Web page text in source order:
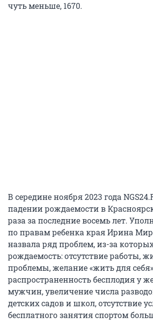
чуть меньше, 1670.
В середине ноября 2023 года
падении рождаемости в
раза за последние восемь лет.
по правам ребенка края Ирина
назвала ряд проблем, из-за
рождаемость: отсутствие работы,
проблемы, желание «жить для
распространенность бесплодия у
мужчин, увеличение числа
детских садов и школ, отсутствие
бесплатного занятия спортом